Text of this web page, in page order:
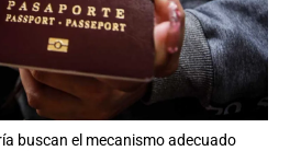
buscan el mecanismo adecuado